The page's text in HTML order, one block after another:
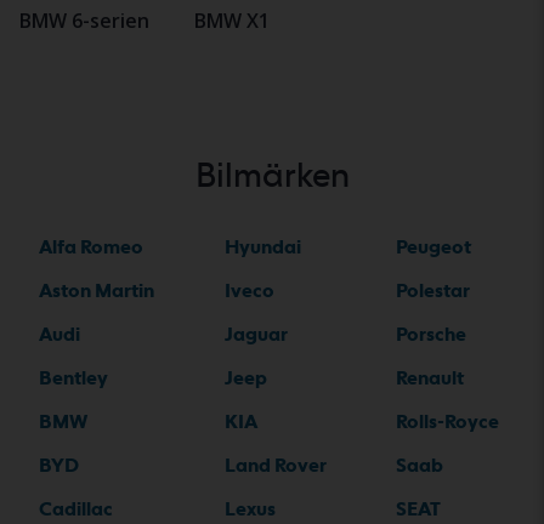
BMW 6-serien
BMW X1
Bilmärken
Alfa Romeo
Aston Martin
Audi
Bentley
BMW
BYD
Cadillac
Hyundai
Iveco
Jaguar
Jeep
KIA
Land Rover
Lexus
Peugeot
Polestar
Porsche
Renault
Rolls-Royce
Saab
SEAT